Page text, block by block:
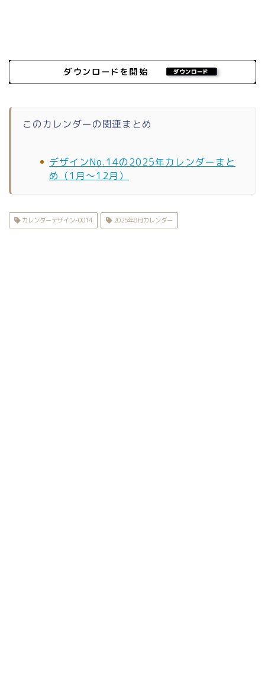
このカレンダーの関連まとめ
デザインNo.14の2025年カレンダーまと
め（1月〜12月）
カレンダーデザイン-0014 2025年8月カレンダー